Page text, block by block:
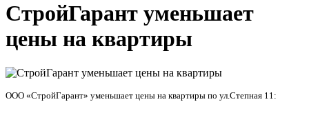
СтройГарант уменьшает
цены на квартиры
ООО «СтройГарант» уменьшает цены на квартиры по ул.Степная 11: